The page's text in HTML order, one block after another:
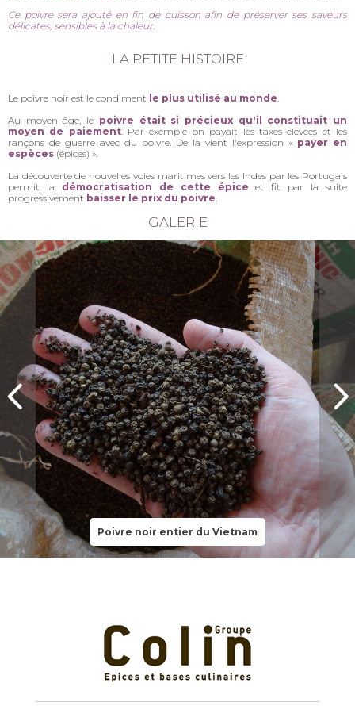
Ce poivre sera ajouté en fin de cuisson afin de préserver ses saveurs
délicates, sensibles à la chaleur.
LA PETITE HISTOIRE
Le poivre noir est le condiment le plus utilisé au monde
Au moyen âge, le poivre était si précieux qu'il constituait un
moyen de paiement. Par exemple on payait les taxes élevées et les
rançons de guerre avec du poivre. De là vient l'expression « payer en
espèces (épices) ».
La découverte de nouvelles voies maritimes vers les Indes par les Portugais
permit la démocratisation de cette épice et fit par la suite
progressivement baisser le prix du poivre
GALERIE
Poivre noir entier du Vietnam